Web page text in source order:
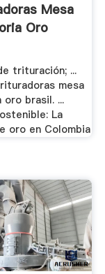
Mesa
Oro
trituración; ...
mesa
brasil. ...
La
oro en Colombia